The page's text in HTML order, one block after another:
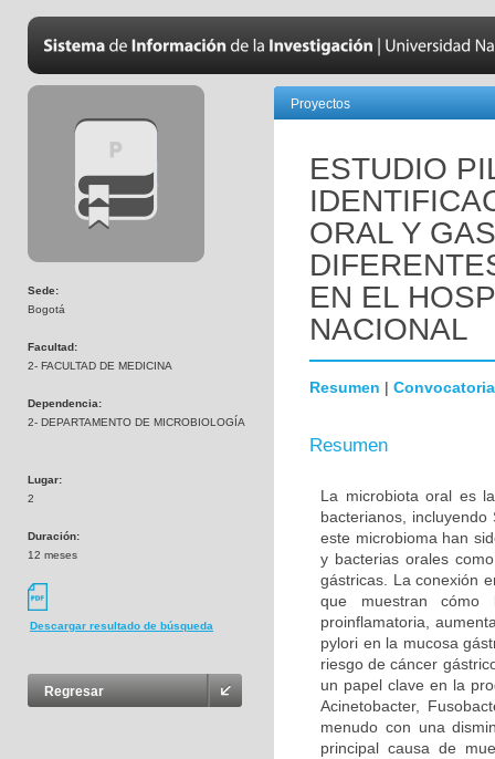
Sede:
Bogotá
Facultad:
2- FACULTAD DE MEDICINA
Dependencia:
2- DEPARTAMENTO DE MICROBIOLOGÍA
Lugar:
2
Duración:
12 meses
Descargar resultado de búsqueda
Regresar
Proyectos
ESTUDIO
ORAL Y
EN EL
NACIONAL
Resumen | Convocatoria
Resumen
La microbiota oral es
bacterianos, incluyendo
este microbioma han
y bacterias orales
gástricas. La conexión
que muestran cómo
proinflamatoria,
pylori en la mucosa
riesgo de cáncer
un papel clave en la
Acinetobacter,
menudo con una
principal causa de